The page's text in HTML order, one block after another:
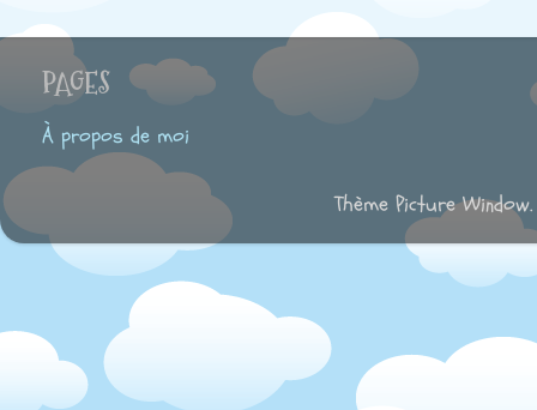
PAGES
À propos de moi
Thème Picture